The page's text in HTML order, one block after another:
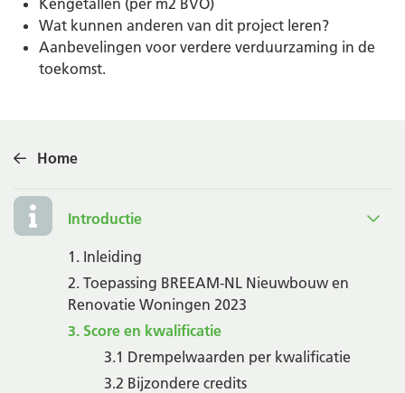
Kengetallen (per m2 BVO)
Wat kunnen anderen van dit project leren?
Aanbevelingen voor verdere verduurzaming in de
toekomst.
Home
Introductie
1. Inleiding
2. Toepassing BREEAM-NL Nieuwbouw en
Renovatie Woningen 2023
3. Score en kwalificatie
3.1 Drempelwaarden per kwalificatie
3.2 Bijzondere credits